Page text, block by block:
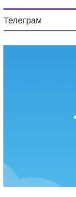
Телеграм